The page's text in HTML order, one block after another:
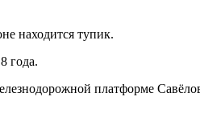
находится тупик.
года.
платформе